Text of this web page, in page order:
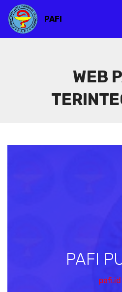
PAFI
WEB
PAFI
pafi.id